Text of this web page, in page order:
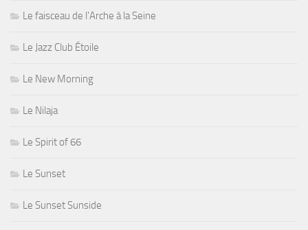
Le faisceau de l'Arche à la Seine
Le Jazz Club Étoile
Le New Morning
Le Nilaja
Le Spirit of 66
Le Sunset
Le Sunset Sunside